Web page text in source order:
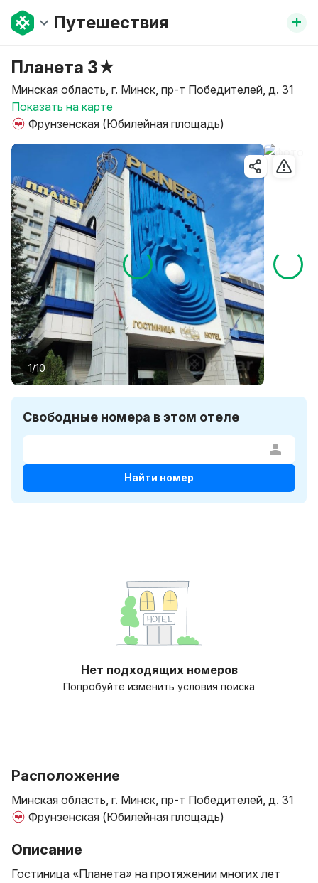
Путешествия +
Планета 3★
Минская область, г. Минск, пр-т Победителей, д. 31
Показать на карте
Фрунзенская (Юбилейная площадь)
1/10
Свободные номера в этом отеле
Найти номер
Нет подходящих номеров
Попробуйте изменить условия поиска
Расположение
Минская область, г. Минск, пр-т Победителей, д. 31
Фрунзенская (Юбилейная площадь)
Описание
Гостиница «Планета» на протяжении многих лет